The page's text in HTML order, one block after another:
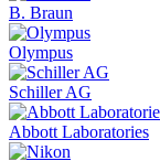
B. Braun
Olympus
Schiller AG
Abbott Laboratories